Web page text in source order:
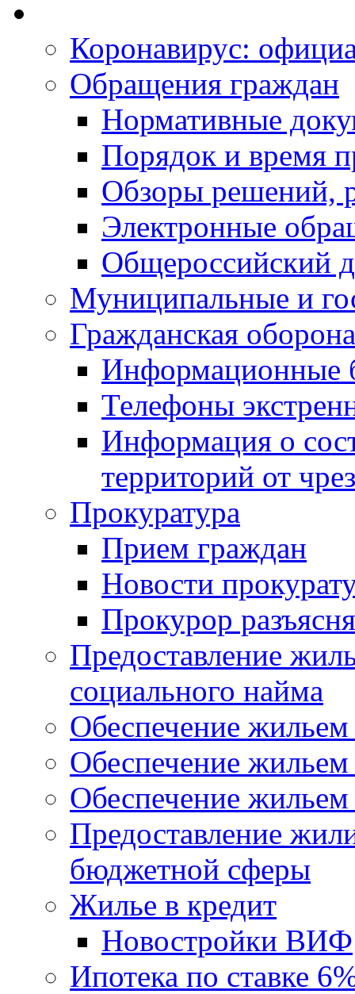
Коронавирус:
Обращения граждан
Нормативные
Порядок и время
Обзоры решений,
Электронные
Общероссийский
Муниципальные и
Гражданская
Информационные
Телефоны
Информация о
территорий от
Прокуратура
Прием граждан
Новости
Прокурор
Предоставление
социального найма
Обеспечение
Обеспечение
Обеспечение жильем
Предоставление
бюджетной сферы
Жилье в кредит
Новостройки ВИФ
Ипотека по ставке